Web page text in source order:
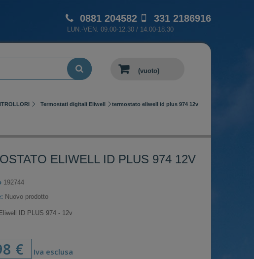
0881 204582 331 2186916
LUN.-VEN. 09.00-12.30 / 14.00-18.30
(vuoto)
Termostati digitali Eliwell termostato eliwell id plus 974 12v
ELIWELL ID PLUS 974 12V
192744
Nuovo prodotto
ID PLUS 974 - 12v
€ Iva esclusa